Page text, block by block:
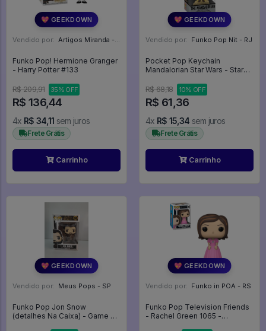
💖 GEEKDOWN
Vendido por: Artigos Miranda - RJ
Funko Pop! Hermione Granger
- Harry Potter #133
R$ 209,91 35% OFF
R$ 136,44
4x R$ 34,11 sem juros
Frete Grátis
Carrinho
💖 GEEKDOWN
Vendido por: Funko Pop Nit - RJ
Pocket Pop Keychain
Mandalorian Star Wars - Star
R$ 68,18
10% OFF
R$ 61,36
4x R$ 15,34 sem juros
Frete Grátis
Carrinho
💖 GEEKDOWN
Vendido por: Meus Pops - SP
Funko Pop Jon Snow
(detalhes Na Caixa) - Game Of
💖 GEEKDOWN
Vendido por: Funko in POA - RS
Funko Pop Television Friends
- Rachel Green 1065 -